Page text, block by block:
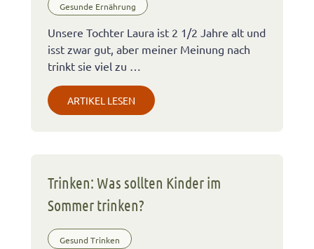
Gesunde Ernährung
Unsere Tochter Laura ist 2 1/2 Jahre alt und
isst zwar gut, aber meiner Meinung nach
trinkt sie viel zu …
ARTIKEL LESEN
Trinken: Was sollten Kinder im
Sommer trinken?
Gesund Trinken